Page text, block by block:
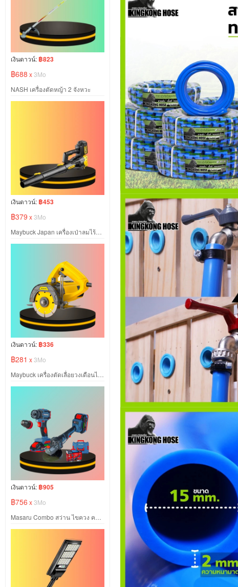
เงินดาวน์: ฿823
฿688 x3Mo
NASH เครื่องตัดหญ้า 2 จังหวะ
เงินดาวน์: ฿453
฿379 x3Mo
เงินดาวน์: ฿336
฿281 x3Mo
เงินดาวน์: ฿905
฿756 x3Mo